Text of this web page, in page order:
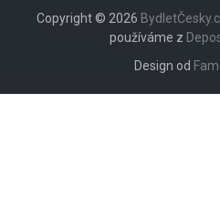
Copyright © 2026
používáme z
Design od